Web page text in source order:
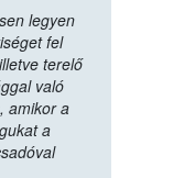
legyen
fel
terelő
való
amikor a
a